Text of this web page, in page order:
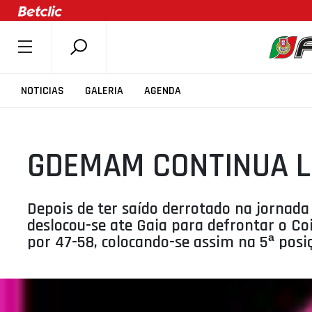
NOTICIAS GALERIA AGENDA
SOBRE A FPB
COMPETIÇÕES
ASSOCIAÇÕES
CLUBES
AGENTES
SELEÇÕES
GDEMAM CONTINUA
Depois de ter saído derrotado na
deslocou-se ate Gaia para defrontar o
por 47-58, colocando-se assim na 5ª